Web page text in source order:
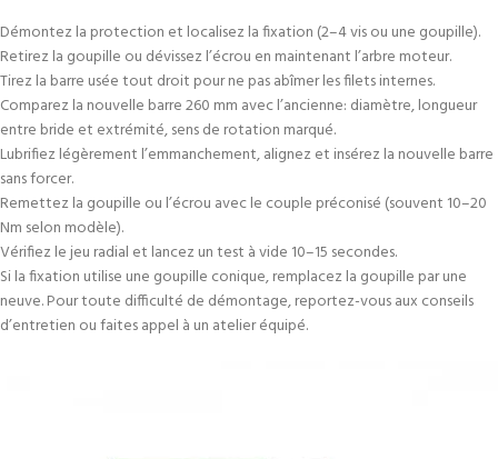
Démontez la protection et localisez la fixation (2–4 vis ou une goupille).
Retirez la goupille ou dévissez l’écrou en maintenant l’arbre moteur.
Tirez la barre usée tout droit pour ne pas abîmer les filets internes.
Comparez la nouvelle barre 260 mm avec l’ancienne: diamètre, longueur
entre bride et extrémité, sens de rotation marqué.
Lubrifiez légèrement l’emmanchement, alignez et insérez la nouvelle barre
sans forcer.
Remettez la goupille ou l’écrou avec le couple préconisé (souvent 10–20
Nm selon modèle).
Vérifiez le jeu radial et lancez un test à vide 10–15 secondes.
Si la fixation utilise une goupille conique, remplacez la goupille par une
neuve. Pour toute difficulté de démontage, reportez-vous aux conseils
d’entretien ou faites appel à un atelier équipé.